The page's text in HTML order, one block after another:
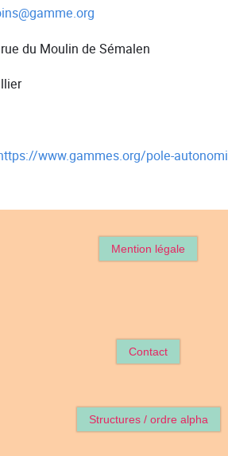
du Moulin de Sémalen
www.gammes.org/pole-
Mention légale
Contact
Structures / ordre alpha